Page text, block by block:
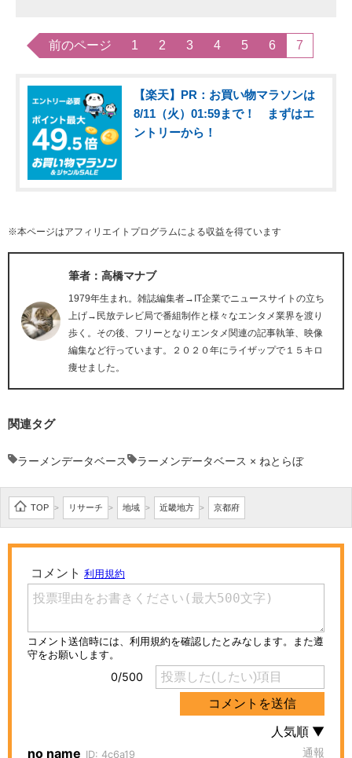
前のページ 1 2 3 4 5 6 7
【楽天】PR：お買い物マラソンは
8/11（火）01:59まで！ まずはエ
ントリーから！
※本ページはアフィリエイトプログラムによる収益を得ています
筆者：高橋マナブ
1979年生まれ。雑誌編集者→IT企業でニュースサイトの立ち
上げ→民放テレビ局で番組制作と様々なエンタメ業界を渡り
歩く。その後、フリーとなりエンタメ関連の記事執筆、映像
編集など行っています。２０２０年にライザップで１５キロ
痩せました。
関連タグ
ラーメンデータベース ラーメンデータベース × ねとらぼ
TOP > リサーチ > 地域 > 近畿地方 > 京都府